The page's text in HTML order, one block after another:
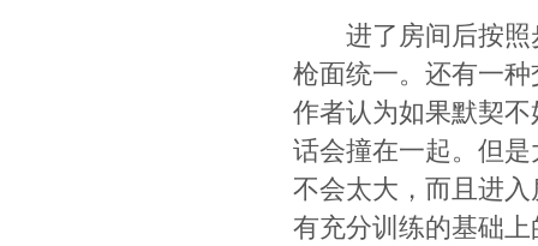
进了房间后按照
枪面统一。还有一
作者认为如果默契不
话会撞在一起。但
不会太大，而且进
有充分训练的基础上